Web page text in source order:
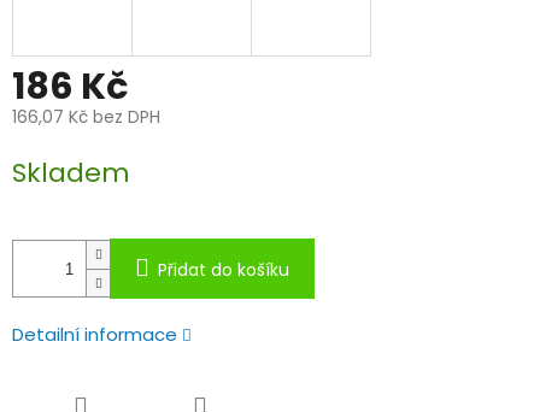
186 Kč
166,07 Kč bez DPH
cena:
Skladem
Přidat do košíku
Detailní informace